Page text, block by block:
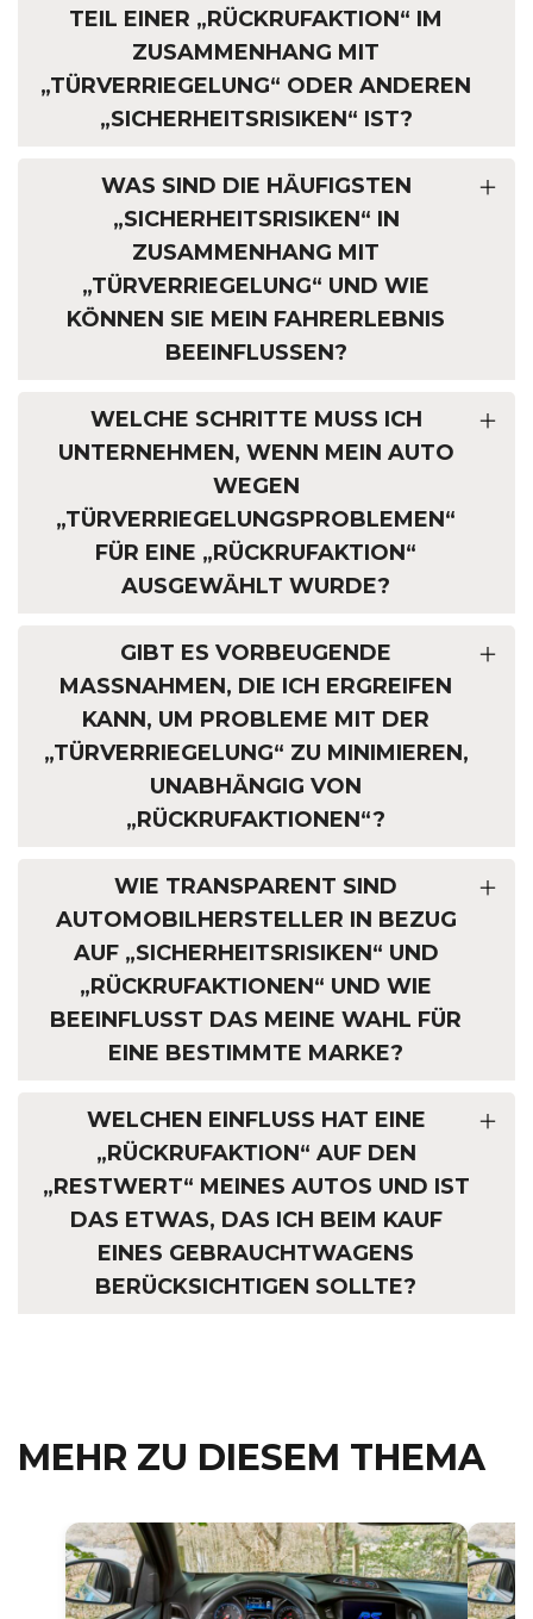
EIL EINER „RÜCKRUFAKTION“ IM Z
USAMMENHANG MIT „
TÜRVERRIEGELUNG“ ODER ANDEREN „
SICHERHEITSRISIKEN“ IST?
WAS SIND DIE HÄUFIGSTEN
„SICHERHEITSRISIKEN“ IN
ZUSAMMENHANG MIT
„TÜRVERRIEGELUNG“ UND WIE
KÖNNEN SIE MEIN FAHRERLEBNIS
BEEINFLUSSEN?
WELCHE SCHRITTE MUSS ICH
UNTERNEHMEN, WENN MEIN AUTO
WEGEN
„TÜRVERRIEGELUNGSPROBLEMEN“
FÜR EINE „RÜCKRUFAKTION“
AUSGEWÄHLT WURDE?
GIBT ES VORBEUGENDE
MASSNAHMEN, DIE ICH ERGREIFEN K
ANN, UM PROBLEME MIT DER „
TÜRVERRIEGELUNG“ ZU MINIMIEREN, U
NABHÄNGIG VON „
RÜCKRUFAKTIONEN“?
WIE TRANSPARENT SIND
AUTOMOBILHERSTELLER IN BEZUG
AUF „SICHERHEITSRISIKEN“ UND
„RÜCKRUFAKTIONEN“ UND WIE
BEEINFLUSST DAS MEINE WAHL FÜR
EINE BESTIMMTE MARKE?
WELCHEN EINFLUSS HAT EINE
„RÜCKRUFAKTION“ AUF DEN
„RESTWERT“ MEINES AUTOS UND IST
DAS ETWAS, DAS ICH BEIM KAUF
EINES GEBRAUCHTWAGENS
BERÜCKSICHTIGEN SOLLTE?
MEHR ZU DIESEM THEMA